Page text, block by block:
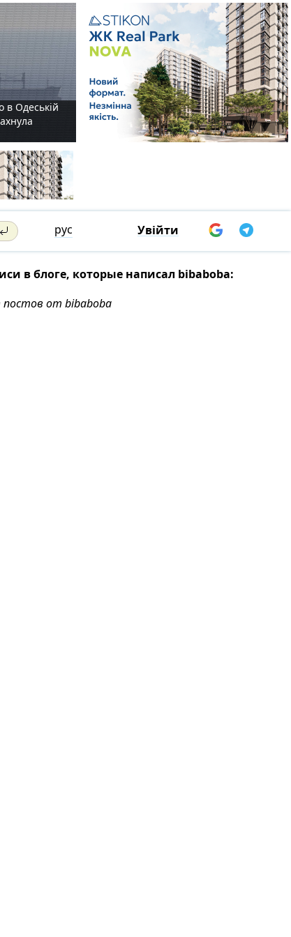
в Одеській
рус Увійти
в блоге, которые написал bibaboba:
от bibaboba